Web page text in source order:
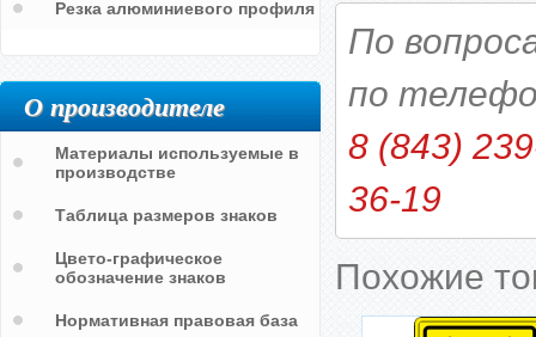
По
по
8 (843)
36-19
Похожие
Резка алюминиевого профиля
О производителе
Материалы используемые в
производстве
Таблица размеров знаков
Цвето-графическое
обозначение знаков
Нормативная правовая база